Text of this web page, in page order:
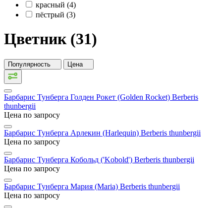
красный (4)
пёстрый (3)
Цветник (31)
Популярность Цена
Барбарис Тунберга Голден Рокет (Golden Rocket) Berberis
thunbergii
Цена по запросу
Барбарис Тунберга Арлекин (Harlequin) Berberis thunbergii
Цена по запросу
Барбарис Тунберга Кобольд ('Kobold') Berberis thunbergii
Цена по запросу
Барбарис Тунберга Мария (Maria) Berberis thunbergii
Цена по запросу